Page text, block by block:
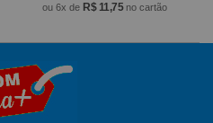
ou 6x de R$ 11,75no cartão